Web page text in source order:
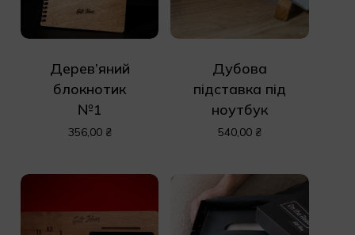
У кошику немає
товарів.
До Магазину
Дерев’яний
блокнотик
№1
356,00 ₴
Дубова
підставка під
ноутбук
540,00 ₴